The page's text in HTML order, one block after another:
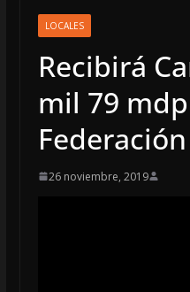
LOCALES
Recibirá
mil 79
26 noviembre, 2019